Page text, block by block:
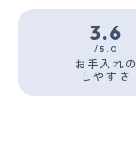
3.6
/5.0
お手入れの
しやすさ